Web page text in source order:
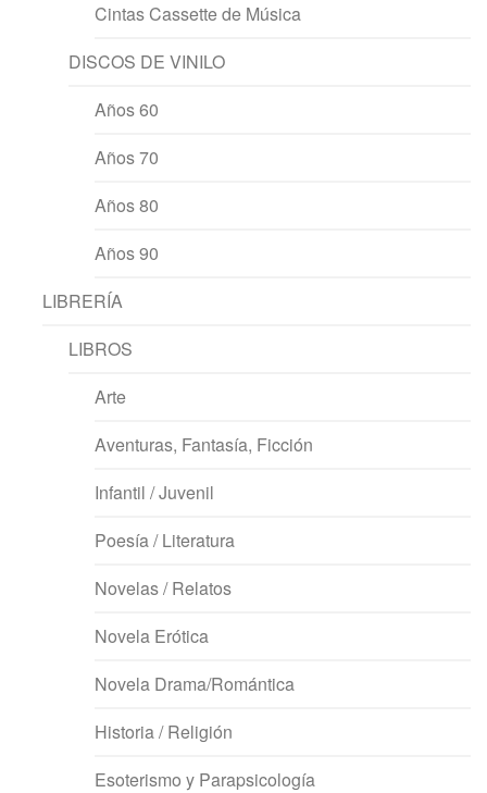
Cintas Cassette de Música
DISCOS DE VINILO
Años 60
Años 70
Años 80
Años 90
LIBRERÍA
LIBROS
Arte
Aventuras, Fantasía, Ficción
Infantil / Juvenil
Poesía / Literatura
Novelas / Relatos
Novela Erótica
Novela Drama/Romántica
Historia / Religión
Esoterismo y Parapsicología